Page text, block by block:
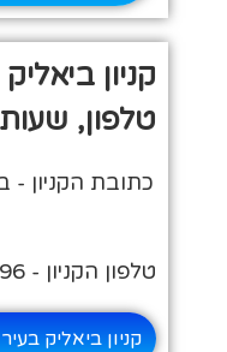
קניון
טלפון,
טלפון הקניון - 03-6721796
קניון ביאליק